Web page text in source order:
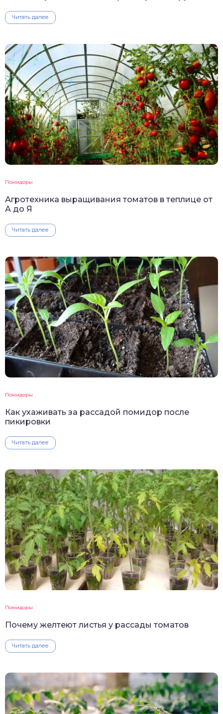
Читать далее
Помидоры
Агротехника выращивания томатов в теплице от
А до Я
Читать далее
Помидоры
Как ухаживать за рассадой помидор после
пикировки
Читать далее
Помидоры
Почему желтеют листья у рассады томатов
Читать далее